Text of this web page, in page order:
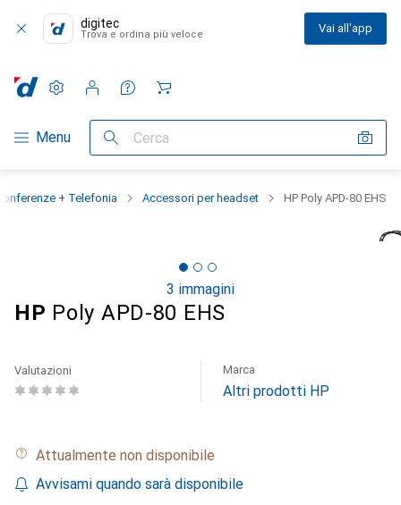
digitec
Trova e ordina più veloce Vai all'app
Categoria Navigazione
Menu Cerca
Impostazioni
Conto cliente
Liste di confronto
Liste dei desideri
Carrello
+ Telefonia Accessori per headset HP Poly APD-80 EHS
3 immagini
HP Poly APD-80 EHS
Valutazioni Marca
Altri prodotti HP
Attualmente non disponibile
Avvisami quando sarà disponibile